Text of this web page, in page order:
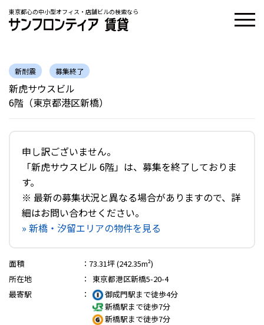
東京都心の中小型オフィス・店舗ビルの検索なら
新耐震 募集終了
新虎サウスビル
6階（東京都港区新橋）
申し訳ございません。
「新虎サウスビル 6階」は、募集を終了しておりま
す。
※ 最新の募集状況と異なる場合がありますので、詳
細はお問い合わせください。
» 新橋・汐留エリアの物件を見る
面積 ： 73.31坪 (242.35m²)
所在地
：
東京都港区新橋5-20-4
最寄駅
：
御成門駅まで徒歩4分
新橋駅まで徒歩7分
新橋駅まで徒歩7分